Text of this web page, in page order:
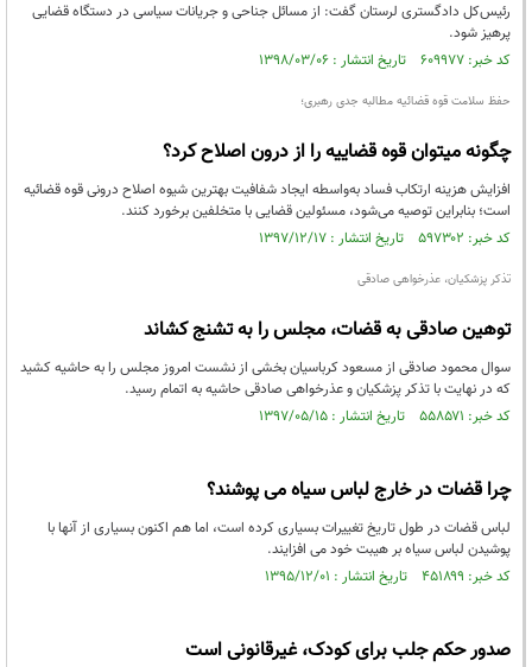
رئیس‌کل دادگستری لرستان گفت: از مسائل جناحی و جریانات سیاسی در دستگاه قضایی
پرهیز شود.
کد خبر: ۶۰۹۹۷۷ تاریخ انتشار : ۱۳۹۸/۰۳/۰۶
حفظ سلامت قوه قضائیه مطالبه جدی رهبری؛
چگونه می‎توان قوه قضاییه را از درون اصلاح کرد؟
افزایش هزینه ارتکاب فساد به‌واسطه ایجاد شفافیت بهترین شیوه اصلاح درونی قوه قضائیه
است؛ بنابراین توصیه می‌شود، مسئولین قضایی با متخلفین برخورد کنند.
کد خبر: ۵۹۷۳۰۲ تاریخ انتشار : ۱۳۹۷/۱۲/۱۷
تذکر پزشکیان، عذرخواهی صادقی
توهین صادقی به قضات، مجلس را به تشنج کشاند
سوال محمود صادقی از مسعود کرباسیان بخشی از نشست امروز مجلس را به حاشیه کشید
که در نهایت با تذکر پزشکیان و عذرخواهی صادقی حاشیه به اتمام رسید.
کد خبر: ۵۵۸۵۷۱ تاریخ انتشار : ۱۳۹۷/۰۵/۱۵
چرا قضات در خارج لباس سیاه می پوشند؟
لباس قضات در طول تاریخ تغییرات بسیاری کرده است، اما هم اکنون بسیاری از آنها با
پوشیدن لباس سیاه بر هیبت خود می افزایند.
کد خبر: ۴۵۱۸۹۹ تاریخ انتشار : ۱۳۹۵/۱۲/۰۱
صدور حکم جلب برای کودک، غیرقانونی است